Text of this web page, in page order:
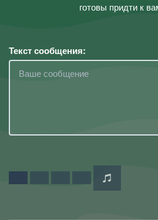
готовы придти к
Текст сообщения: